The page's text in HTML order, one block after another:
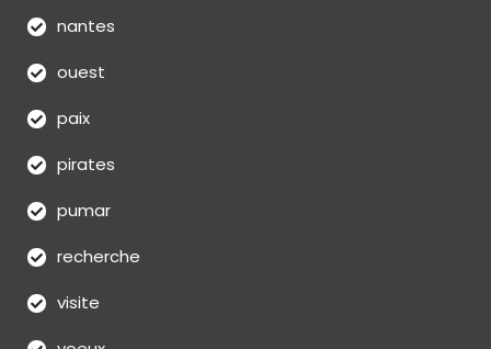
nantes
ouest
paix
pirates
pumar
recherche
visite